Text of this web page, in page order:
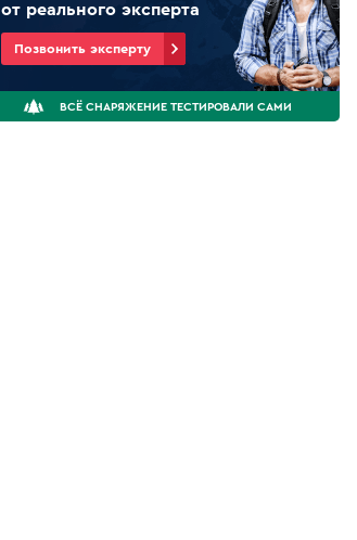
от реального эксперта
Позвонить эксперту
ВСЁ СНАРЯЖЕНИЕ ТЕСТИРОВАЛИ САМИ